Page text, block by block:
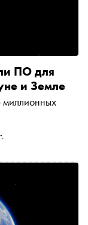
ПО для
и Земле
миллионных